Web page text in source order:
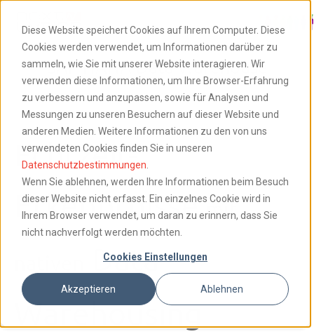
Diese Website speichert Cookies auf Ihrem Computer. Diese
Cookies werden verwendet, um Informationen darüber zu
sammeln, wie Sie mit unserer Website interagieren. Wir
verwenden diese Informationen, um Ihre Browser-Erfahrung
zu verbessern und anzupassen, sowie für Analysen und
Messungen zu unseren Besuchern auf dieser Website und
anderen Medien. Weitere Informationen zu den von uns
verwendeten Cookies finden Sie in unseren
Datenschutzbestimmungen
Wenn Sie ablehnen, werden Ihre Informationen beim Besuch
dieser Website nicht erfasst. Ein einzelnes Cookie wird in
Ihrem Browser verwendet, um daran zu erinnern, dass Sie
nicht nachverfolgt werden möchten.
Cookies Einstellungen
Akzeptieren Ablehnen
SAP HANA Data Warehouse
Echtzeit-
Erkenntnissemit
Data
Warehousing